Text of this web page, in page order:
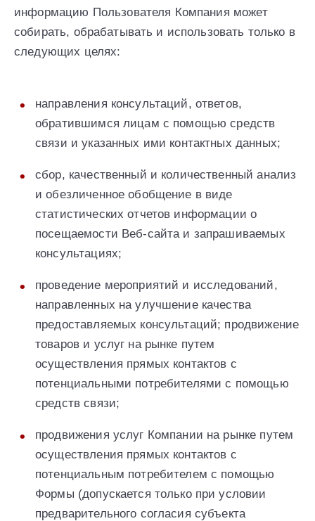
информацию Пользователя Компания может
собирать, обрабатывать и использовать только в
следующих целях:
направления консультаций, ответов,
обратившимся лицам с помощью средств
связи и указанных ими контактных данных;
сбор, качественный и количественный анализ
и обезличенное обобщение в виде
статистических отчетов информации о
посещаемости Веб-сайта и запрашиваемых
консультациях;
проведение мероприятий и исследований,
направленных на улучшение качества
предоставляемых консультаций; продвижение
товаров и услуг на рынке путем
осуществления прямых контактов с
потенциальными потребителями с помощью
средств связи;
продвижения услуг Компании на рынке путем
осуществления прямых контактов с
потенциальным потребителем с помощью
Формы (допускается только при условии
предварительного согласия субъекта